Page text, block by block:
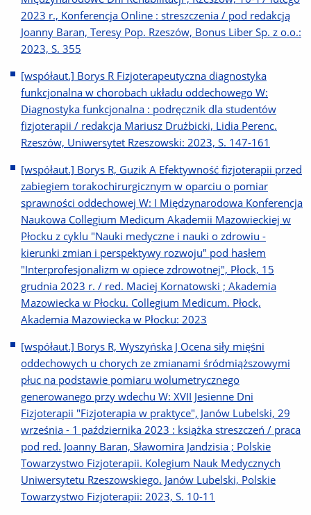
2023 r., Konferencja Online : streszczenia / pod redakcją
Joanny Baran, Teresy Pop. Rzeszów, Bonus Liber Sp. z o.o.:
2023, S. 355
[współaut.] Borys R Fizjoterapeutyczna diagnostyka
funkcjonalna w chorobach układu oddechowego W:
Diagnostyka funkcjonalna : podręcznik dla studentów
fizjoterapii / redakcja Mariusz Drużbicki, Lidia Perenc.
Rzeszów, Uniwersytet Rzeszowski: 2023, S. 147-161
[współaut.] Borys R, Guzik A Efektywność fizjoterapii przed
zabiegiem torakochirurgicznym w oparciu o pomiar
sprawności oddechowej W: I Międzynarodowa Konferencja
Naukowa Collegium Medicum Akademii Mazowieckiej w
Płocku z cyklu "Nauki medyczne i nauki o zdrowiu -
kierunki zmian i perspektywy rozwoju" pod hasłem
"Interprofesjonalizm w opiece zdrowotnej", Płock, 15
grudnia 2023 r. / red. Maciej Kornatowski ; Akademia
Mazowiecka w Płocku. Collegium Medicum. Płock,
Akademia Mazowiecka w Płocku: 2023
[współaut.] Borys R, Wyszyńska J Ocena siły mięśni
oddechowych u chorych ze zmianami śródmiąższowymi
płuc na podstawie pomiaru wolumetrycznego
generowanego przy wdechu W: XVII Jesienne Dni
Fizjoterapii "Fizjoterapia w praktyce", Janów Lubelski, 29
września - 1 października 2023 : książka streszczeń / praca
pod red. Joanny Baran, Sławomira Jandzisia ; Polskie
Towarzystwo Fizjoterapii. Kolegium Nauk Medycznych
Uniwersytetu Rzeszowskiego. Janów Lubelski, Polskie
Towarzystwo Fizjoterapii: 2023, S. 10-11